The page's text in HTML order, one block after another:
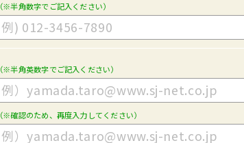
（※半角数字でご記入ください）
（※半角英数字でご記入ください）
（※確認のため、再度入力してください）